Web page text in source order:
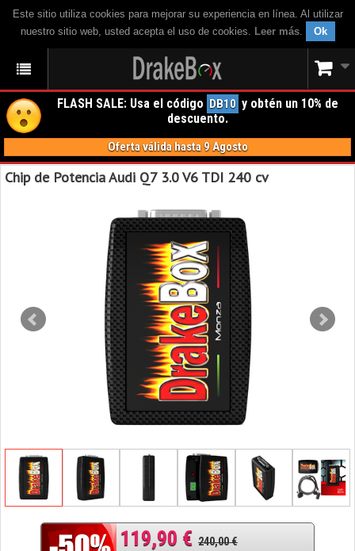
Este sitio utiliza cookies para mejorar su experiencia en línea. Al utilizar
nuestro sitio web, usted acepta el uso de cookies. Leer más. Ok
FLASH SALE: Usa el código DB10 y obtén un 10% de
descuento.
Oferta válida hasta 9 Agosto
Chip de Potencia Audi Q7 3.0 V6 TDI 240 cv
119,90 € 240,00 €